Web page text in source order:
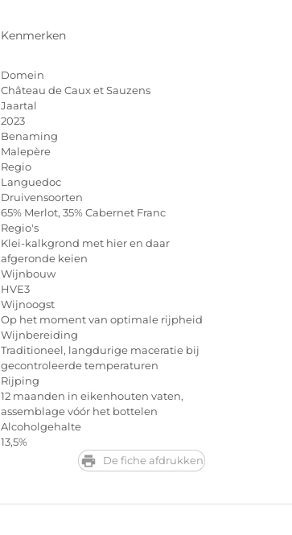
Kenmerken
Domein
Château de Caux et Sauzens
Jaartal
2023
Benaming
Malepère
Regio
Languedoc
Druivensoorten
65% Merlot, 35% Cabernet Franc
Regio's
Klei-kalkgrond met hier en daar
afgeronde keien
Wijnbouw
HVE3
Wijnoogst
Op het moment van optimale rijpheid
Wijnbereiding
Traditioneel, langdurige maceratie bij
gecontroleerde temperaturen
Rijping
12 maanden in eikenhouten vaten,
assemblage vóór het bottelen
Alcoholgehalte
13,5%
De fiche afdrukken